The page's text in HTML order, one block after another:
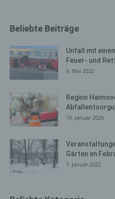
Beliebte Beiträge
Unfall mit
Feuer- und
9. Mai 2022
Region
10. Januar 2026
Gärten im
7. Januar 2022
eingeben, weil dies von der
übernommen wird. Ein
eines Warenkorbes im Online-
merkt sich die Artikel, die ein
Die betroffene Person kann
durch unsere Internetseite
entsprechenden Einstellung
Cookies dauerhaft
bereits gesetzte Cookies
Internetbrowser oder andere